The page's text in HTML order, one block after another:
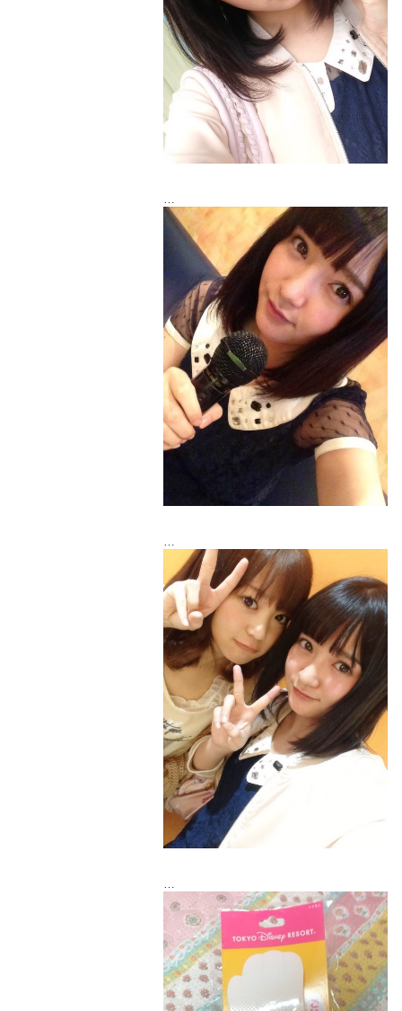
２５日にお久しぶりの団体撮影会が決まり
ました
団体やって欲しいって声が多かったので出
来て嬉しい
だからみなさん！予約してくれないと泣い
ちゃうからね(´;ω;`)
お待ちしてます(((o(*ﾟ▽ﾟ*)o)))
撮影会予約
さてさて！この二日間は稽古がなかったの
で休みを満喫
まずカラオケに行ってすっきりして！
真紀ちゃんとちょこっと会ったよ～
ディズニーのお土産を貰っちゃったんで
す！
いっぱいご飯炊くぞーo(｀ω´ )o笑
真紀ちゃんありがとうございます